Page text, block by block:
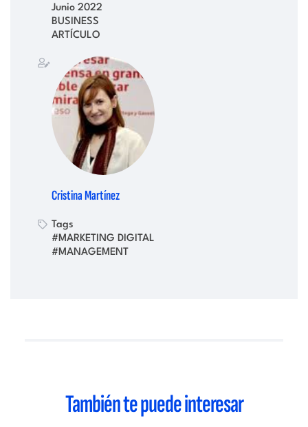
Junio 2022
BUSINESS
ARTÍCULO
Cristina Martínez
Tags
#MARKETING DIGITAL
#MANAGEMENT
También te puede interesar